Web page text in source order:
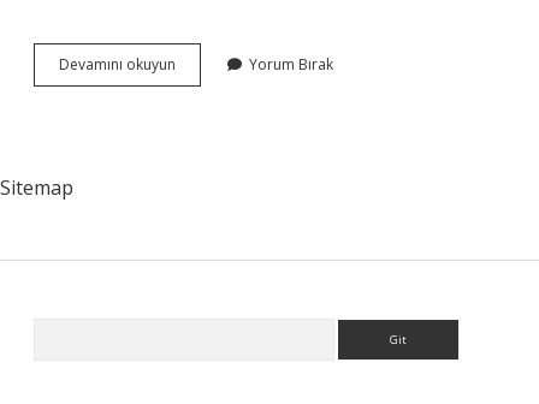
Devamını okuyun
Ve
Yorum Bırak
Sitemap